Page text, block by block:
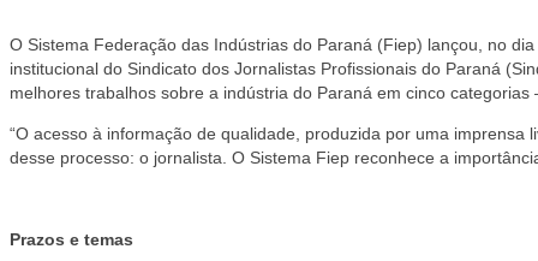
O Sistema Federação das Indústrias do Paraná (Fiep) lançou, no
institucional do Sindicato dos Jornalistas Profissionais do Paraná
melhores trabalhos sobre a indústria do Paraná em cinco
“O acesso à informação de qualidade, produzida por uma
desse processo: o jornalista. O Sistema Fiep reconhece a
Prazos e temas